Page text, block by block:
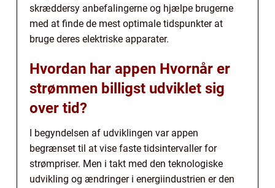
skræddersy anbefalingerne og hjælpe brugerne
med at finde de mest optimale tidspunkter at
bruge deres elektriske apparater.
Hvordan har appen Hvornår er
strømmen billigst udviklet sig
over tid?
I begyndelsen af udviklingen var appen
begrænset til at vise faste tidsintervaller for
strømpriser. Men i takt med den teknologiske
udvikling og ændringer i energiindustrien er den